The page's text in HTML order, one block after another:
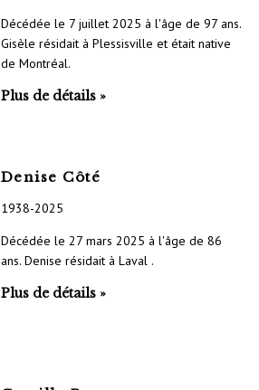
Décédée le 7 juillet 2025 à l'âge de 97 ans.
Gisèle résidait à Plessisville et était native
de Montréal.
Plus de détails »
Denise Côté
1938-2025
Décédée le 27 mars 2025 à l'âge de 86
ans. Denise résidait à Laval .
Plus de détails »